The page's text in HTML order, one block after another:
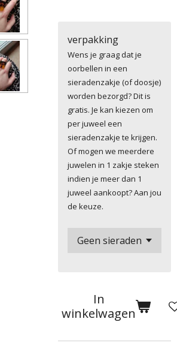
verpakking
Wens je graag dat je
oorbellen in een
sieradenzakje (of doosje)
worden bezorgd? Dit is
gratis. Je kan kiezen om
per juweel een
sieradenzakje te krijgen.
Of mogen we meerdere
juwelen in 1 zakje steken
indien je meer dan 1
juweel aankoopt? Aan jou
de keuze.
In
winkelwagen